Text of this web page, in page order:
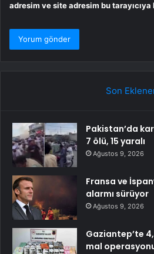
adresim ve site adresim bu
Son
Pakistan’da
7 ölü, 15 yaralı
Ağustos 9, 2026
Fransa ve
alarmı sürüyor
Ağustos 9, 2026
Gaziantep’te
mal